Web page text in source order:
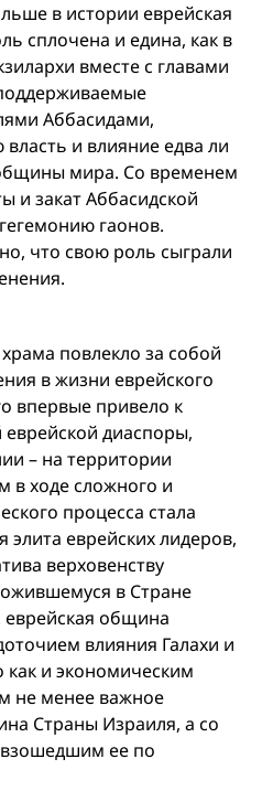
в истории еврейская
сплочена и едина, как в
вместе с главами
Аббасидами,
и влияние едва ли
мира. Со временем
и закат Аббасидской
гаонов.
что свою роль сыграли
повлекло за собой
в жизни еврейского
впервые привело к
диаспоры,
– на территории
в ходе сложного и
процесса стала
еврейских лидеров,
верховенству
в Стране
еврейская община
влияния Галахи и
как и экономическим
не менее важное
Страны Израиля, а со
ее по